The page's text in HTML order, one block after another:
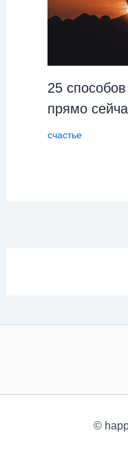
25
прямо
счастье
©